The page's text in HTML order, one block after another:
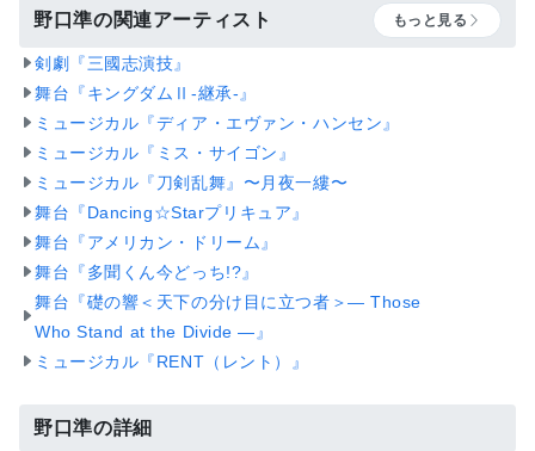
野口準の関連アーティスト もっと見る
剣劇『三國志演技』
舞台『キングダムⅡ-継承-』
ミュージカル『ディア・エヴァン・ハンセン』
ミュージカル『ミス・サイゴン』
ミュージカル『刀剣乱舞』〜月夜一縷〜
舞台『Dancing☆Starプリキュア』
舞台『アメリカン・ドリーム』
舞台『多聞くん今どっち!?』
舞台『礎の響＜天下の分け目に立つ者＞― Those
Who Stand at the Divide ―』
ミュージカル『RENT（レント）』
野口準の詳細